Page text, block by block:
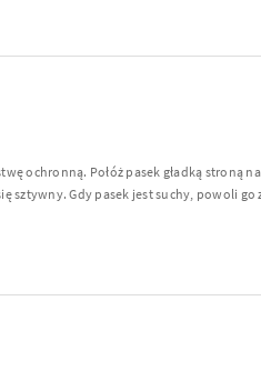
ochronną. Połóż pasek gładką
Gdy pasek jest suchy, powoli